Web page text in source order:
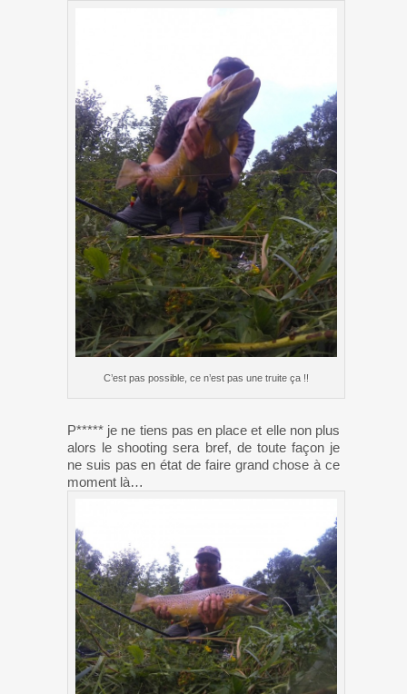
C’est pas possible, ce n’est pas une truite ça !!
P***** je ne tiens pas en place et elle non plus
alors le shooting sera bref, de toute façon je
ne suis pas en état de faire grand chose à ce
moment là…